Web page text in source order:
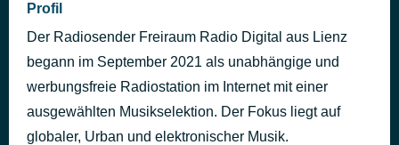
The Selection Section 006
Eclectic-Patrick
The Manies #3
FRD Music Collective Ep.5
vor 7 Stunden
cequario - bumpin' 03
cequario
Profil
Der Radiosender Freiraum Radio Digital aus Lienz
begann im September 2021 als unabhängige und
werbungsfreie Radiostation im Internet mit einer
ausgewählten Musikselektion. Der Fokus liegt auf
globaler, Urban und elektronischer Musik.